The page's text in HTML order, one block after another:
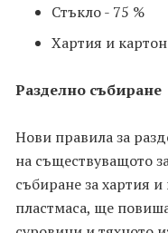
Стъкло - 75 %
Хартия и
Разделно събиране
Нови правила за
на съществуващото
събиране за хартия
пластмаса, ще